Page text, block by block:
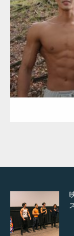
Category:公園のマ
ダウ